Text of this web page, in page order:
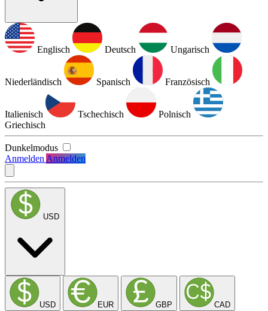
Englisch Deutsch Ungarisch
Niederländisch Spanisch Französisch
Italienisch Tschechisch
Polnisch
Griechisch
Dunkelmodus
AnmeldenAnmelden
USD
USD EUR GBP CAD